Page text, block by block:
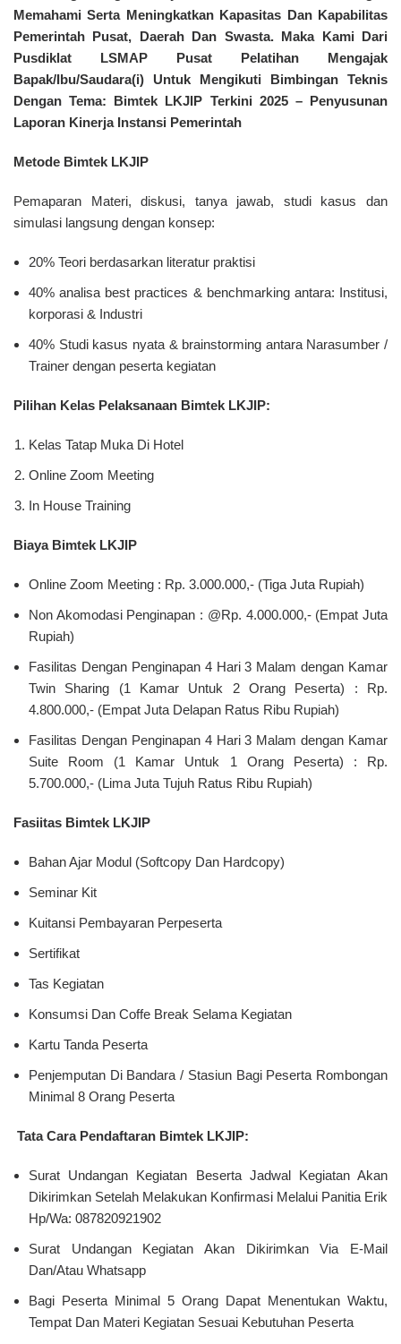
Memahami Serta Meningkatkan Kapasitas Dan Kapabilitas
Pemerintah Pusat, Daerah Dan Swasta. Maka Kami Dari
Pusdiklat LSMAP Pusat Pelatihan Mengajak
Bapak/Ibu/Saudara(i) Untuk Mengikuti Bimbingan Teknis
Dengan Tema: Bimtek LKJIP Terkini 2025 – Penyusunan
Laporan Kinerja Instansi Pemerintah
Metode Bimtek LKJIP
Pemaparan Materi, diskusi, tanya jawab, studi kasus dan
simulasi langsung dengan konsep:
20% Teori berdasarkan literatur praktisi
40% analisa best practices & benchmarking antara: Institusi,
korporasi & Industri
40% Studi kasus nyata & brainstorming antara Narasumber /
Trainer dengan peserta kegiatan
Pilihan Kelas Pelaksanaan Bimtek LKJIP:
Kelas Tatap Muka Di Hotel
Online Zoom Meeting
In House Training
Biaya Bimtek LKJIP
Online Zoom Meeting : Rp. 3.000.000,- (Tiga Juta Rupiah)
Non Akomodasi Penginapan : @Rp. 4.000.000,- (Empat Juta
Rupiah)
Fasilitas Dengan Penginapan 4 Hari 3 Malam dengan Kamar
Twin Sharing (1 Kamar Untuk 2 Orang Peserta) : Rp.
4.800.000,- (Empat Juta Delapan Ratus Ribu Rupiah)
Fasilitas Dengan Penginapan 4 Hari 3 Malam dengan Kamar
Suite Room (1 Kamar Untuk 1 Orang Peserta) : Rp.
5.700.000,- (Lima Juta Tujuh Ratus Ribu Rupiah)
Fasiitas Bimtek LKJIP
Bahan Ajar Modul (Softcopy Dan Hardcopy)
Seminar Kit
Kuitansi Pembayaran Perpeserta
Sertifikat
Tas Kegiatan
Konsumsi Dan Coffe Break Selama Kegiatan
Kartu Tanda Peserta
Penjemputan Di Bandara / Stasiun Bagi Peserta Rombongan
Minimal 8 Orang Peserta
Tata Cara Pendaftaran Bimtek LKJIP:
Surat Undangan Kegiatan Beserta Jadwal Kegiatan Akan
Dikirimkan Setelah Melakukan Konfirmasi Melalui Panitia Erik
Hp/Wa: 087820921902
Surat Undangan Kegiatan Akan Dikirimkan Via E-Mail
Dan/Atau Whatsapp
Bagi Peserta Minimal 5 Orang Dapat Menentukan Waktu,
Tempat Dan Materi Kegiatan Sesuai Kebutuhan Peserta